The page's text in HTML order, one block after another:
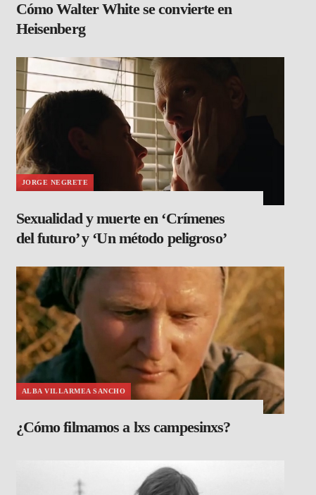
Cómo Walter White se convierte en
Heisenberg
JORGE NEGRETE
Sexualidad y muerte en ‘Crímenes
del futuro’ y ‘Un método peligroso’
ALBA VILLARMEA SANCHO
¿Cómo filmamos a lxs campesinxs?